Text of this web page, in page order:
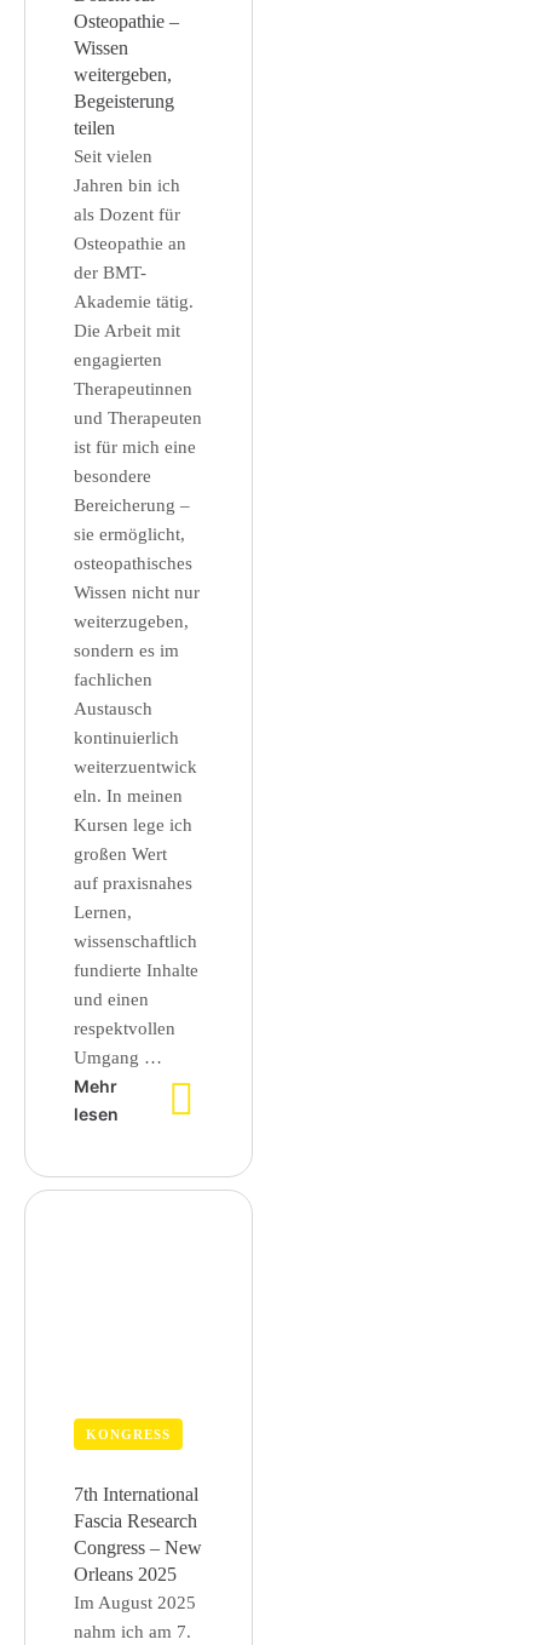
Osteopathie –
Wissen
weitergeben,
Begeisterung
teilen
Seit vielen
Jahren bin ich
als Dozent für
Osteopathie an
der BMT-
Akademie tätig.
Die Arbeit mit
engagierten
Therapeutinnen
und Therapeuten
ist für mich eine
besondere
Bereicherung –
sie ermöglicht,
osteopathisches
Wissen nicht nur
weiterzugeben,
sondern es im
fachlichen
Austausch
kontinuierlich
weiterzuentwick
eln. In meinen
Kursen lege ich
großen Wert
auf praxisnahes
Lernen,
wissenschaftlich
fundierte Inhalte
und einen
respektvollen
Umgang …
Mehr
lesen
KONGRESS
7th International
Fascia Research
Congress – New
Orleans 2025
Im August 2025
nahm ich am 7.